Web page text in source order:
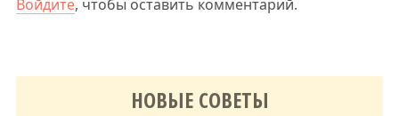
Войдите, чтобы оставить комментарий.
НОВЫЕ СОВЕТЫ